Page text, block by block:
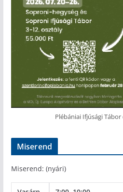
Plébániai Ifjúsági
Miserend
Miserend: (nyári)